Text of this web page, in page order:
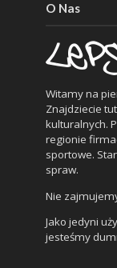
O Nas
Witamy na
Znajdziecie
kulturalnych.
regionie
sportowe.
spraw.
Nie
Jako jedyni
jesteśmy